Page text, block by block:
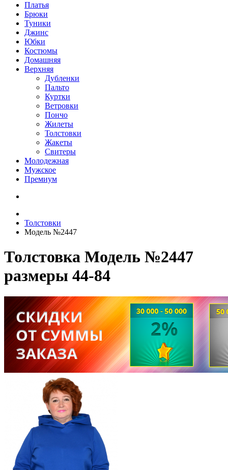
Платья
Брюки
Туники
Джинс
Юбки
Костюмы
Домашняя
Верхняя
Дубленки
Пальто
Куртки
Ветровки
Пончо
Жилеты
Толстовки
Жакеты
Свитеры
Молодежная
Мужское
Премиум
Толстовки
Модель №2447
Толстовка Модель №2447
размеры 44-84